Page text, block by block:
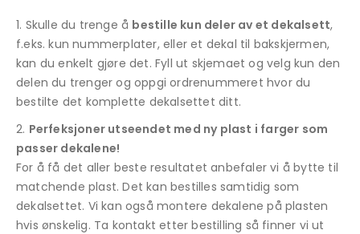
Skulle du trenge å bestille kun deler av et dekalsett,
f.eks. kun nummerplater, eller et dekal til bakskjermen,
kan du enkelt gjøre det. Fyll ut skjemaet og velg kun den
delen du trenger og oppgi ordrenummeret hvor du
bestilte det komplette dekalsettet ditt.
Perfeksjoner utseendet med ny plast i farger som
passer dekalene!
For å få det aller beste resultatet anbefaler vi å bytte til
matchende plast. Det kan bestilles samtidig som
dekalsettet. Vi kan også montere dekalene på plasten
hvis ønskelig. Ta kontakt etter bestilling så finner vi ut